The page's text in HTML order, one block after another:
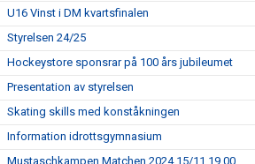
U16 Vinst i DM kvartsfinalen
Styrelsen 24/25
Hockeystore sponsrar på 100 års jubileumet
Presentation av styrelsen
Skating skills med konståkningen
Information idrottsgymnasium
Mustaschkampen Matchen 2024 15/11 19.00